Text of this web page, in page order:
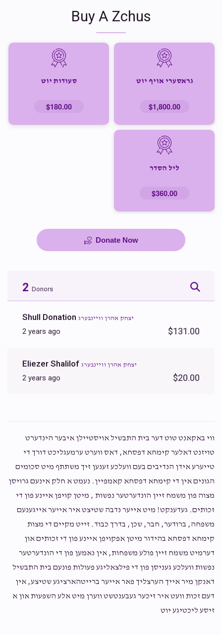
Buy A Zchus
גראסערי אויף יוט
$1,800.00
סעודות יוט
$180.00
ליל הסדר
$360.00
Donate Now
2 Donors
Shull Donation יצחק אהרן וויינבערג
2 years ago $131.00
Eliezer Shalilof יצחק אהרן וויינבערג
2 years ago $20.00
ווי באקאנט טוט דער בית התבשיל אויסטיילן איבער הינדערט
טויזנט דאלער קימחא דפסחא, דאס ווערט ערמעגליכט דורך די
טייערע אידן הנדיבים בעם וועלכע זענען זיך משתתף מיט סכומים
הגונים אין די קימחא דפסחא קאמפיין. נעמט א חלק אינעם גרויסן
מצוה פון משמח זיין הונדערטער נפשות , מיטן קויפן איינע פון די
זכותים. געדענקט! מיט אייער נדבה שטיצט איר אייער אייגענעם
משפחה, ברודער, חבר, שכן, בדרך כבוד. זייט מקיים די מצות
קימחא דפסחא בהידור מיטן אפקויפן איינע פון די זכותים און
דערמיט משמח זיין פולע משפחות, אין נאמען פון די הונדערטער
נפשות וועלכע געניסן פון די פילצאליגע פעולות פונעם בית התבשיל
דאנקן מיר אייך הערצליך פאר אייער ברייטהארציגע שטיצע, אין
דעם זכות וועט איר זיכער געבענטשט ווערן מיט אלע השפעות און א
זיסע ליכטיגע יוט